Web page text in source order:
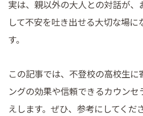
実は、親以外の大人との対話が、
して不安を吐き出せる大切な場に
す。
この記事では、不登校の高校生に
ングの効果や信頼できるカウン
えします。ぜひ、参考にしてくだ